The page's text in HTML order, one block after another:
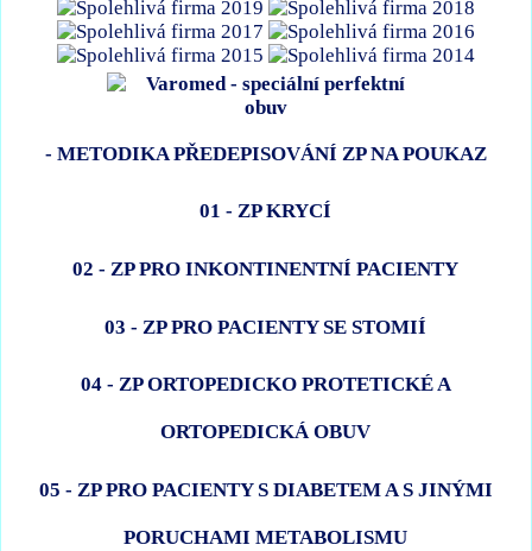
- METODIKA PŘEDEPISOVÁNÍ ZP NA POUKAZ
01 - ZP KRYCÍ
02 - ZP PRO INKONTINENTNÍ PACIENTY
03 - ZP PRO PACIENTY SE STOMIÍ
04 - ZP ORTOPEDICKO PROTETICKÉ A
ORTOPEDICKÁ OBUV
05 - ZP PRO PACIENTY S DIABETEM A S JINÝMI
PORUCHAMI METABOLISMU